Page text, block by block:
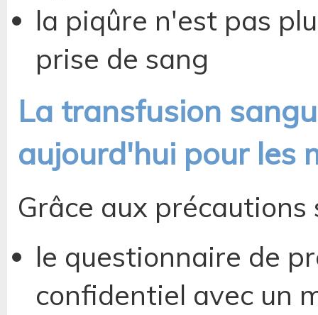
la piqûre n'est pas
prise de sang
La transfusion
aujourd'hui pour les
Grâce aux précautions
le questionnaire de
confidentiel avec un